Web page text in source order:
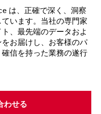
は、正確で深く、洞察
います。当社の専門家
、最先端のデータおよ
お届けし、お客様のパ
信を持った業務の遂行
わせる